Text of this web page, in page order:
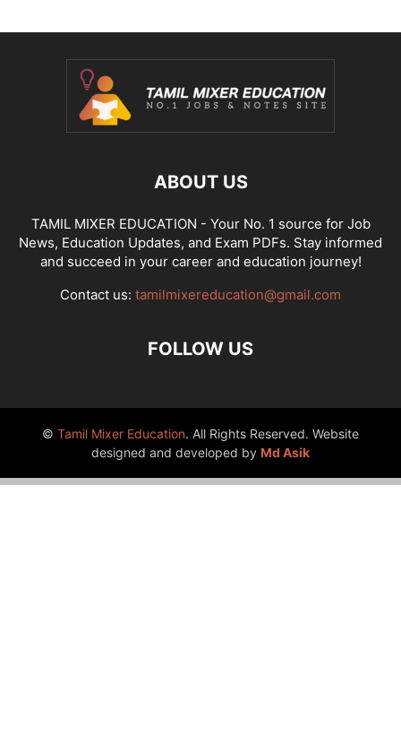
ABOUT US
TAMIL MIXER EDUCATION - Your No. 1 source for Job
News, Education Updates, and Exam PDFs. Stay informed
and succeed in your career and education journey!
Contact us: tamilmixereducation@gmail.com
FOLLOW US
© Tamil Mixer Education. All Rights Reserved. Website
designed and developed by Md Asik